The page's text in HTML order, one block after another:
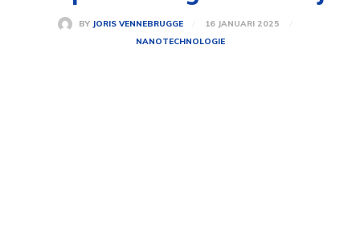
BY JORIS VENNEBRUGGE
16 JANUARI 2025
NANOTECHNOLOGIE